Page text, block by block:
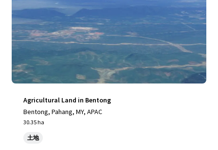
Agricultural Land in Bentong
Bentong, Pahang, MY, APAC
30.35 ha
土地